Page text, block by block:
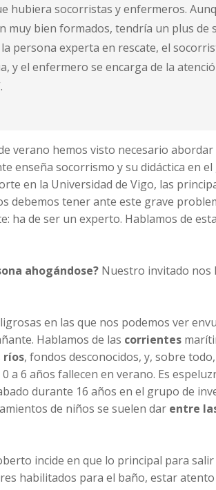
hubiera socorristas y enfermeros.
muy bien formados, tendría un plus de
persona experta en rescate, el
y el enfermero se encarga de la
verano hemos visto necesario
enseña socorrismo y su didáctica en el
en la Universidad de Vigo, las
debemos tener ante este grave
ha de ser un experto. Hablamos de
ahogándose? Nuestro invitado nos
en las que nos podemos ver
Hablamos de las corrientes
ríos, fondos desconocidos, y, sobre
a 6 años fallecen en verano. Es
durante 16 años en el grupo de
de niños se suelen dar entre
incide en que lo principal para
habilitados para el baño, estar atento